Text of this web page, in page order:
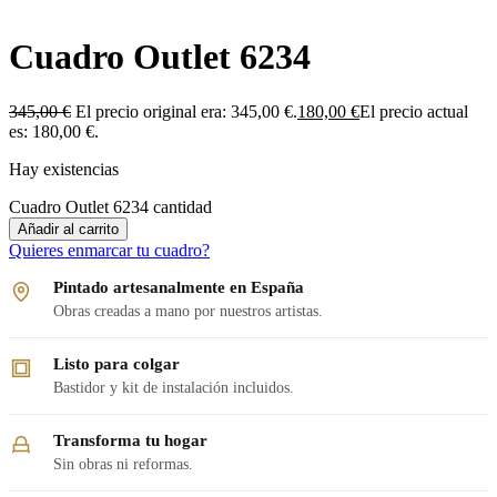
Cuadro Outlet 6234
345,00€ El precio original era: 345,00 €.180,00 €El precio actual
es: 180,00 €.
Hay existencias
Cuadro Outlet 6234 cantidad
Añadir al carrito
Quieres enmarcar tu cuadro?
Pintado artesanalmente en España
Obras creadas a mano por nuestros artistas.
Listo para colgar
Bastidor y kit de instalación incluidos.
Transforma tu hogar
Sin obras ni reformas.